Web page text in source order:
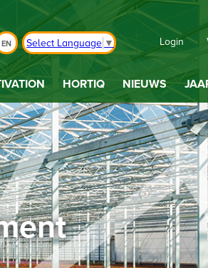
EN Select Language ▼ Login
HORTIQ NIEUWS